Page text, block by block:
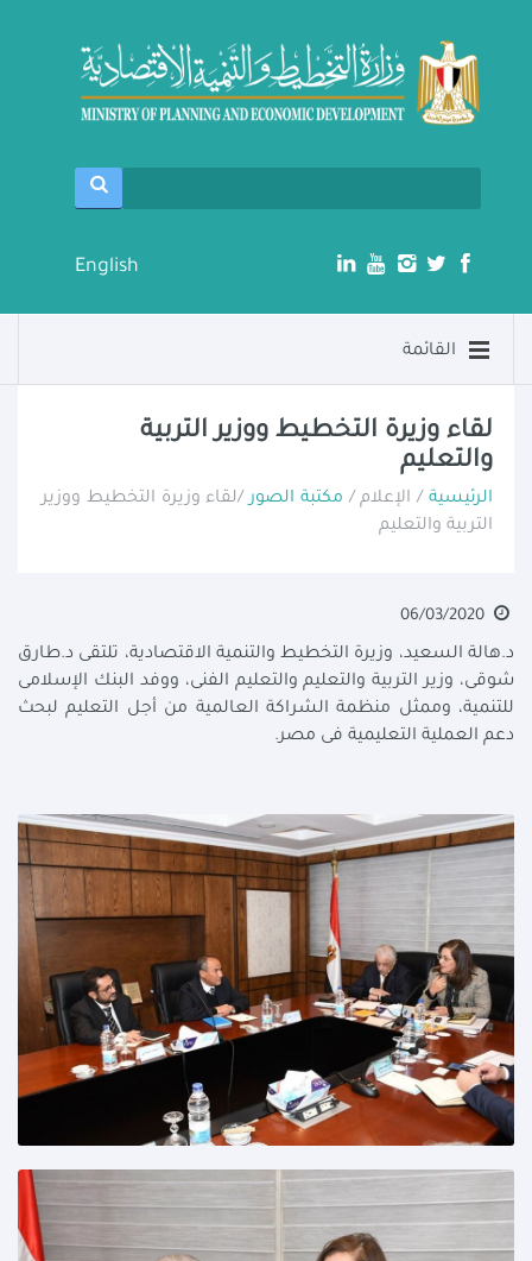
English
القائمة
لقاء وزيرة التخطيط ووزير التربية
والتعليم
الرئيسية/ الإعلام / مكتبة الصور/لقاء وزيرة التخطيط ووزير
التربية والتعليم
د.هالة السعيد، وزيرة التخطيط والتنمية الاقتصادية، تلتقى د.طارق
شوقى، وزير التربية والتعليم والتعليم الفنى، ووفد البنك الإسلامى
للتنمية، وممثل منظمة الشراكة العالمية من أجل التعليم لبحث
دعم العملية التعليمية فى مصر.